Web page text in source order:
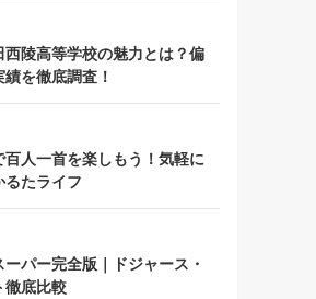
陵高等学校の魅力とは？偏
を徹底調査！
百人一首を楽しもう！気軽に
たライフ
パー完全版｜ドジャース・
徹底比較